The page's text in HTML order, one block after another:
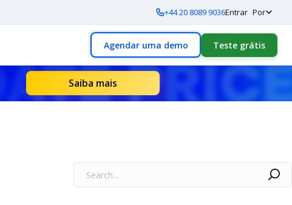
+44 20 8089 9036Entrar Por
Agendar uma demo Teste grátis
Saiba mais